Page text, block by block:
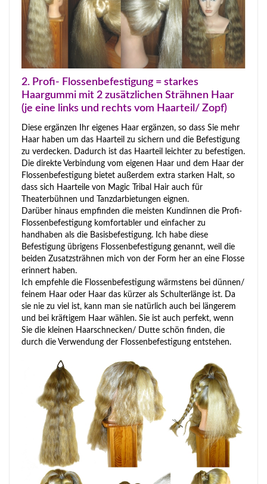
2. Profi- Flossenbefestigung = starkes
Haargummi mit 2 zusätzlichen Strähnen Haar
(je eine links und rechts vom Haarteil/ Zopf)
Diese ergänzen Ihr eigenes Haar ergänzen, so dass Sie mehr
Haar haben um das Haarteil zu sichern und die Befestigung
zu verdecken. Dadurch ist das Haarteil leichter zu befestigen.
Die direkte Verbindung vom eigenen Haar und dem Haar der
Flossenbefestigung bietet außerdem extra starken Halt, so
dass sich Haarteile von Magic Tribal Hair auch für
Theaterbühnen und Tanzdarbietungen eignen.
Darüber hinaus empfinden die meisten Kundinnen die Profi-
Flossenbefestigung komfortabler und einfacher zu
handhaben als die Basisbefestigung. Ich habe diese
Befestigung übrigens Flossenbefestigung genannt, weil die
beiden Zusatzsträhnen mich von der Form her an eine Flosse
erinnert haben.
Ich empfehle die Flossenbefestigung wärmstens bei dünnen/
feinem Haar oder Haar das kürzer als Schulterlänge ist. Da
sie nie zu viel ist, kann man sie natürlich auch bei längerem
und bei kräftigem Haar wählen. Sie ist auch perfekt, wenn
Sie die kleinen Haarschnecken/ Dutte schön finden, die
durch die Verwendung der Flossenbefestigung entstehen.